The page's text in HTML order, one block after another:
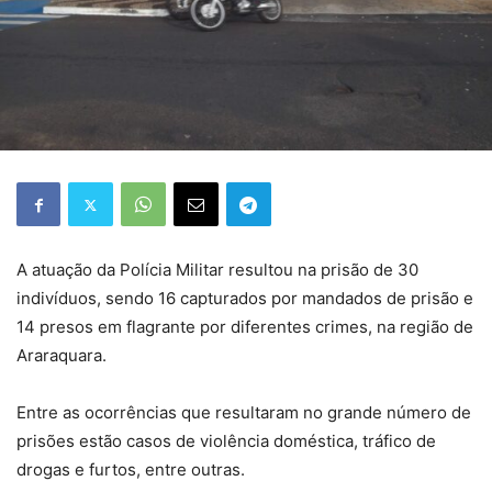
A atuação da Polícia Militar resultou na prisão de 30
indivíduos, sendo 16 capturados por mandados de prisão e
14 presos em flagrante por diferentes crimes, na região de
Araraquara.
Entre as ocorrências que resultaram no grande número de
prisões estão casos de violência doméstica, tráfico de
drogas e furtos, entre outras.